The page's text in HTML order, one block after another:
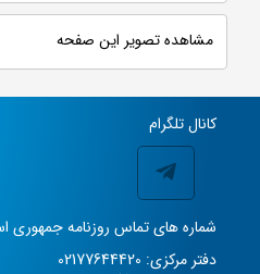
مشاهده تصویر این صفحه
کانال تلگرام
شماره های تماس روزنامه جمهوری
دفتر مرکزی: 02177644420